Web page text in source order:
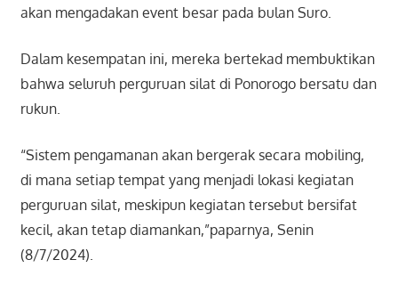
akan mengadakan event besar pada bulan Suro.
Dalam kesempatan ini, mereka bertekad membuktikan
bahwa seluruh perguruan silat di Ponorogo bersatu dan
rukun.
“Sistem pengamanan akan bergerak secara mobiling,
di mana setiap tempat yang menjadi lokasi kegiatan
perguruan silat, meskipun kegiatan tersebut bersifat
kecil, akan tetap diamankan,”paparnya, Senin
(8/7/2024).